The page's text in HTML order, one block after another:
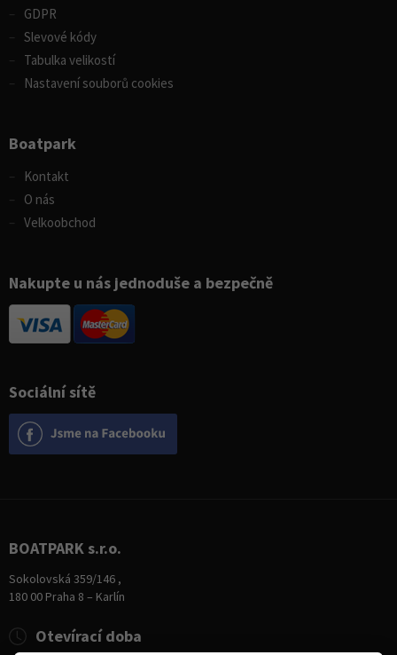
Sociální sítě
GDPR
Slevové kódy
Tabulka velikostí
Nastavení souborů cookies
Boatpark
Kontakt
O nás
Velkoobchod
Nakupte u nás jednoduše a bezpečně
BOATPARK s.r.o.
Sokolovská 359/146 ,
180 00 Praha 8 – Karlín
Otevírací doba